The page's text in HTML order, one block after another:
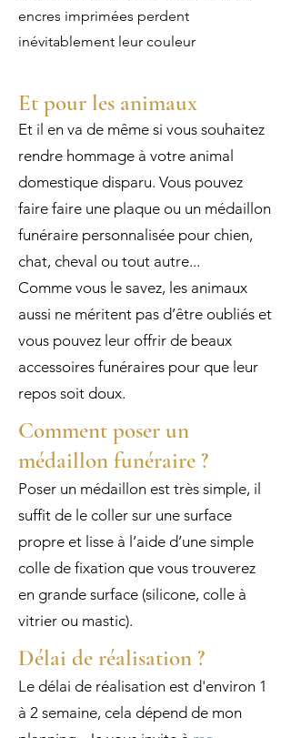
encres imprimées perdent
inévitablement leur couleur
Et pour les animaux
Et il en va de même si vous souhaitez
rendre hommage à votre animal
domestique disparu. Vous pouvez
faire faire une plaque ou un médaillon
funéraire personnalisée pour chien,
chat, cheval ou tout autre...
Comme vous le savez, les animaux
aussi ne méritent pas d’être oubliés et
vous pouvez leur offrir de beaux
accessoires funéraires pour que leur
repos soit doux.
Comment poser un
médaillon funéraire ?
Poser un médaillon est très simple, il
suffit de le coller sur une surface
propre et lisse à l’aide d’une simple
colle de fixation que vous trouverez
en grande surface (silicone, colle à
vitrier ou mastic).
Délai de réalisation ?
Le délai de réalisation est d'environ 1
à 2 semaine, cela dépend de mon